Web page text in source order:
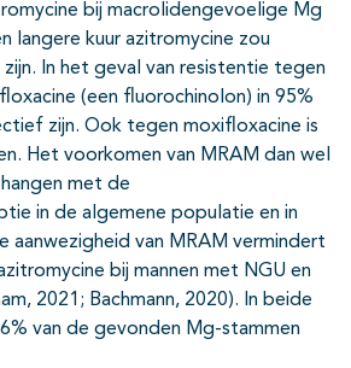
bij macrolidengevoelige Mg
langere kuur azitromycine zou
In het geval van resistentie tegen
(een fluorochinolon) in 95%
zijn. Ook tegen moxifloxacine is
Het voorkomen van MRAM dan wel
met de
in de algemene populatie en in
aanwezigheid van MRAM vermindert
bij mannen met NGU en
2021; Bachmann, 2020). In beide
van de gevonden Mg-stammen